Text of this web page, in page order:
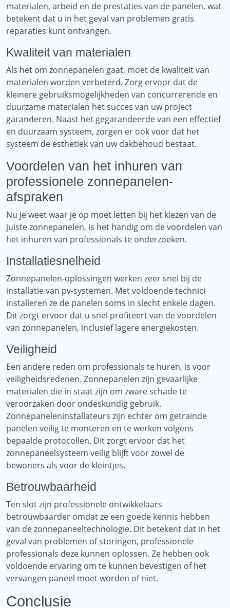
materialen, arbeid en de prestaties van de panelen, wat
betekent dat u in het geval van problemen gratis
reparaties kunt ontvangen.
Kwaliteit van materialen
Als het om zonnepanelen gaat, moet de kwaliteit van
materialen worden verbeterd. Zorg ervoor dat de
kleinere gebruiksmogelijkheden van concurrerende en
duurzame materialen het succes van uw project
garanderen. Naast het gegarandeerde van een effectief
en duurzaam systeem, zorgen er ook voor dat het
systeem de esthetiek van uw dakbehoud bestaat.
Voordelen van het inhuren van
professionele zonnepanelen-
afspraken
Nu je weet waar je op moet letten bij het kiezen van de
juiste zonnepanelen, is het handig om de voordelen van
het inhuren van professionals te onderzoeken.
Installatiesnelheid
Zonnepanelen-oplossingen werken zeer snel bij de
installatie van pv-systemen. Met voldoende technici
installeren ze de panelen soms in slecht enkele dagen.
Dit zorgt ervoor dat u snel profiteert van de voordelen
van zonnepanelen, inclusief lagere energiekosten.
Veiligheid
Een andere reden om professionals te huren, is voor
veiligheidsredenen. Zonnepanelen zijn gevaarlijke
materialen die in staat zijn om zware schade te
veroorzaken door ondeskundig gebruik.
Zonnepaneleninstallateurs zijn echter om getrainde
panelen veilig te monteren en te werken volgens
bepaalde protocollen. Dit zorgt ervoor dat het
zonnepaneelsysteem veilig blijft voor zowel de
bewoners als voor de kleintjes.
Betrouwbaarheid
Ten slot zijn professionele ontwikkelaars
betrouwbaarder omdat ze een goede kennis hebben
van de zonnepaneeltechnologie. Dit betekent dat in het
geval van problemen of storingen, professionele
professionals deze kunnen oplossen. Ze hebben ook
voldoende ervaring om te kunnen bevestigen of het
vervangen paneel moet worden of niet.
Conclusie